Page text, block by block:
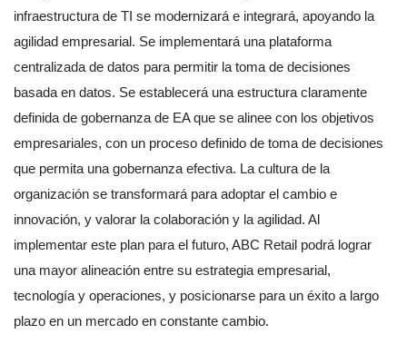
infraestructura de TI se modernizará e integrará, apoyando la
agilidad empresarial. Se implementará una plataforma
centralizada de datos para permitir la toma de decisiones
basada en datos. Se establecerá una estructura claramente
definida de gobernanza de EA que se alinee con los objetivos
empresariales, con un proceso definido de toma de decisiones
que permita una gobernanza efectiva. La cultura de la
organización se transformará para adoptar el cambio e
innovación, y valorar la colaboración y la agilidad. Al
implementar este plan para el futuro, ABC Retail podrá lograr
una mayor alineación entre su estrategia empresarial,
tecnología y operaciones, y posicionarse para un éxito a largo
plazo en un mercado en constante cambio.